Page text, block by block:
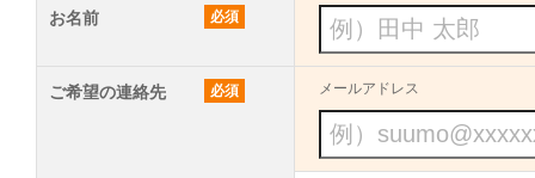
お名前 必須
ご希望の連絡先 必須 メールアドレス